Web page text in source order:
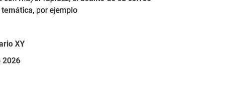
, por ejemplo
XY
2026